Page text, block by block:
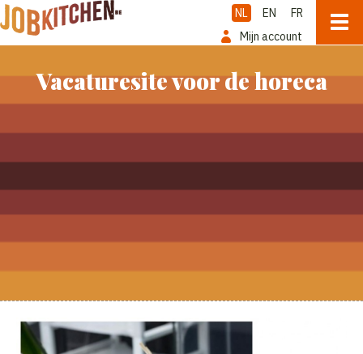
NL EN
FR
Mijn account
Vacaturesite voor de horeca